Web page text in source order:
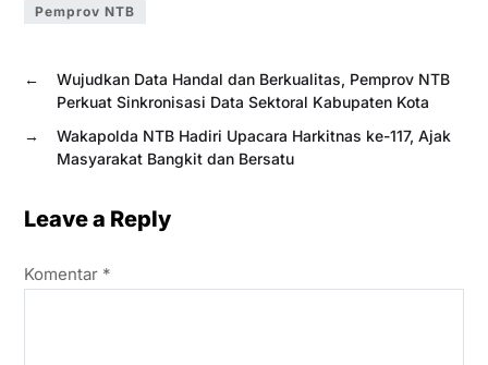
Pemprov NTB
←
Wujudkan Data Handal dan Berkualitas, Pemprov NTB
Perkuat Sinkronisasi Data Sektoral Kabupaten Kota
→
Wakapolda NTB Hadiri Upacara Harkitnas ke-117, Ajak
Masyarakat Bangkit dan Bersatu
Leave a Reply
Komentar *